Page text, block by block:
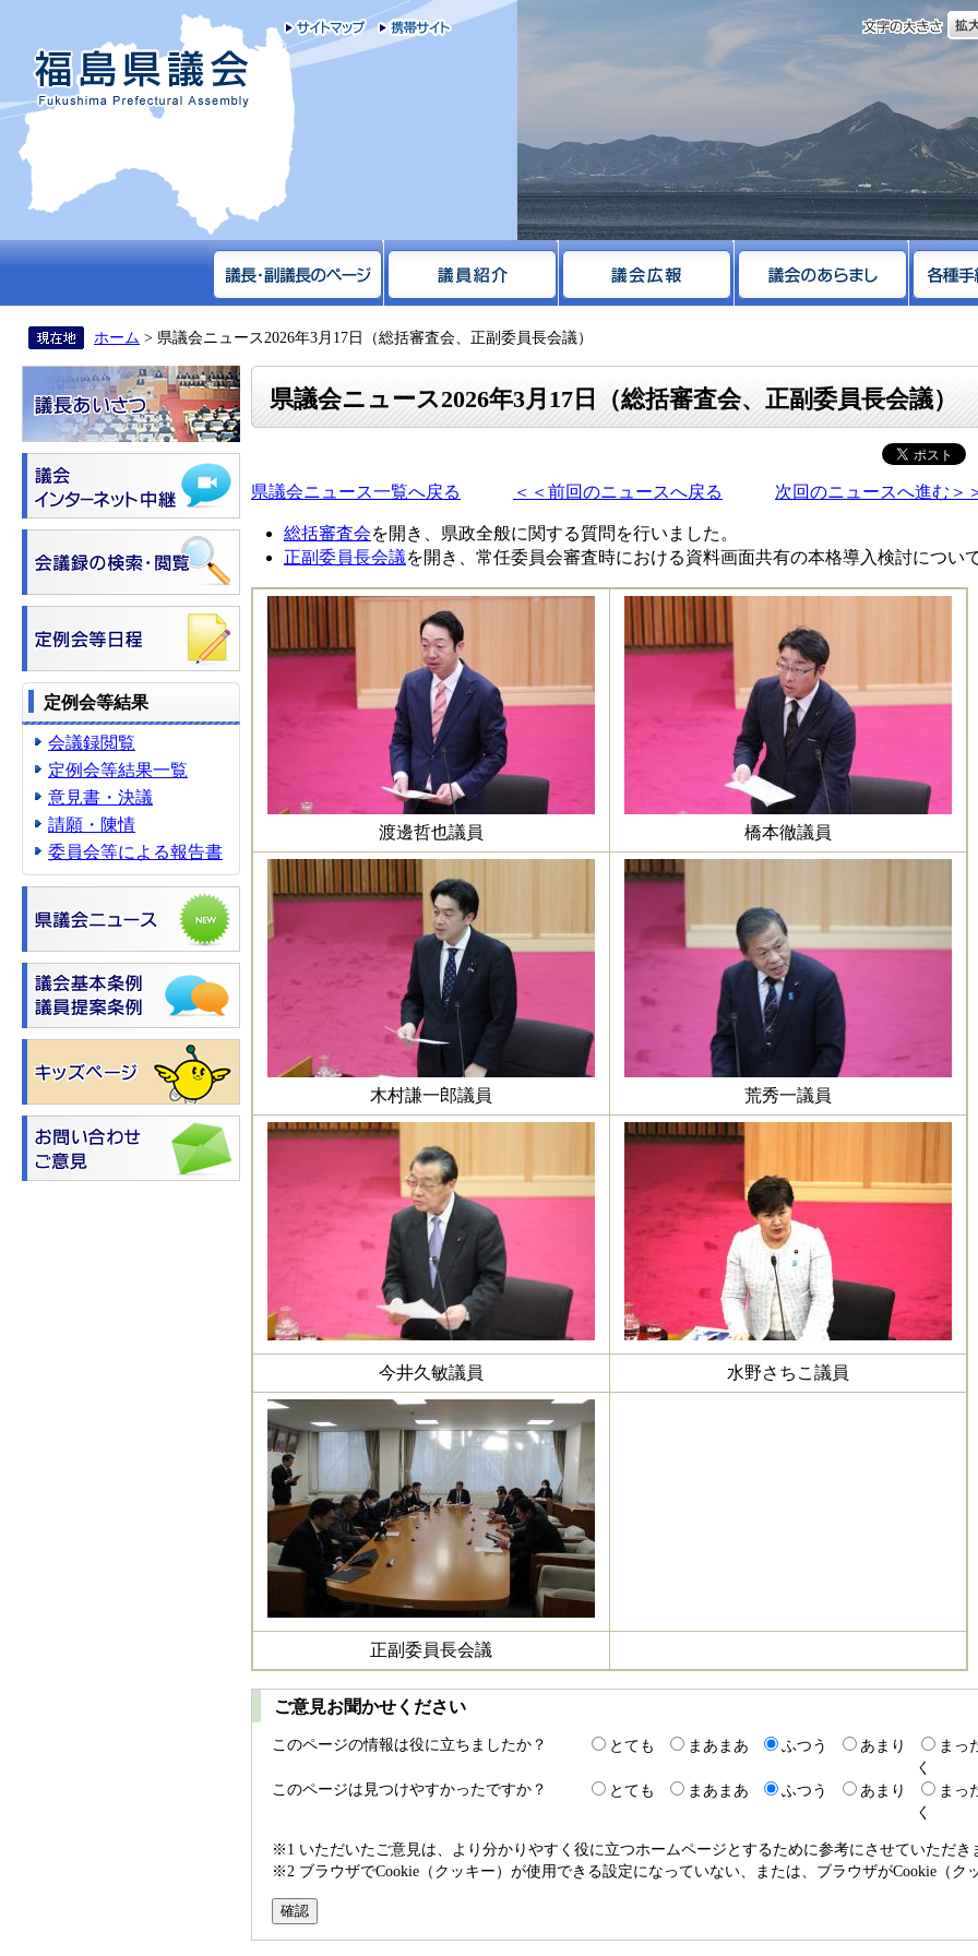
福島県議会
サイトマップ携帯サイト 文
ホーム > 県議会ニュース2026年3月17日（総括審査会、正副委員長会議）
定例会等結果
会議録閲覧
定例会等結果一覧
意見書・決議
請願・陳情
委員会等による報告書
県議会ニュース2026年3月17日（総括審査会、正副委員長会議）
県議会ニュース一覧へ戻る
＜＜前回のニュースへ戻る 次回のニュースへ進む＞
総括審査会を開き、県政全般に関する質問を行いました。
正副委員長会議を開き、常任委員会審査時における資料画面共有の本格導入検討につい
渡邊哲也議員 橋本徹議員
木村謙一郎議員 荒秀一議員
今井久敏議員 水野さちこ議員
正副委員長会議
ご意見お聞かせください
このページの情報は役に立ちましたか？ とても まあまあ ふつう あまり
まっ
く
このページは見つけやすかったですか？
とても まあまあ ふつう あまり
まっ
く
※1 いただいたご意見は、より分かりやすく役に立つホームページとするために参考にさせていただき
※2 ブラウザでCookie（クッキー）が使用できる設定になっていない、または、ブラウザがCookie（ク